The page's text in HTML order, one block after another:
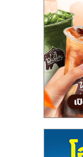
แฟ
ไชส์,
รวม
แฟ